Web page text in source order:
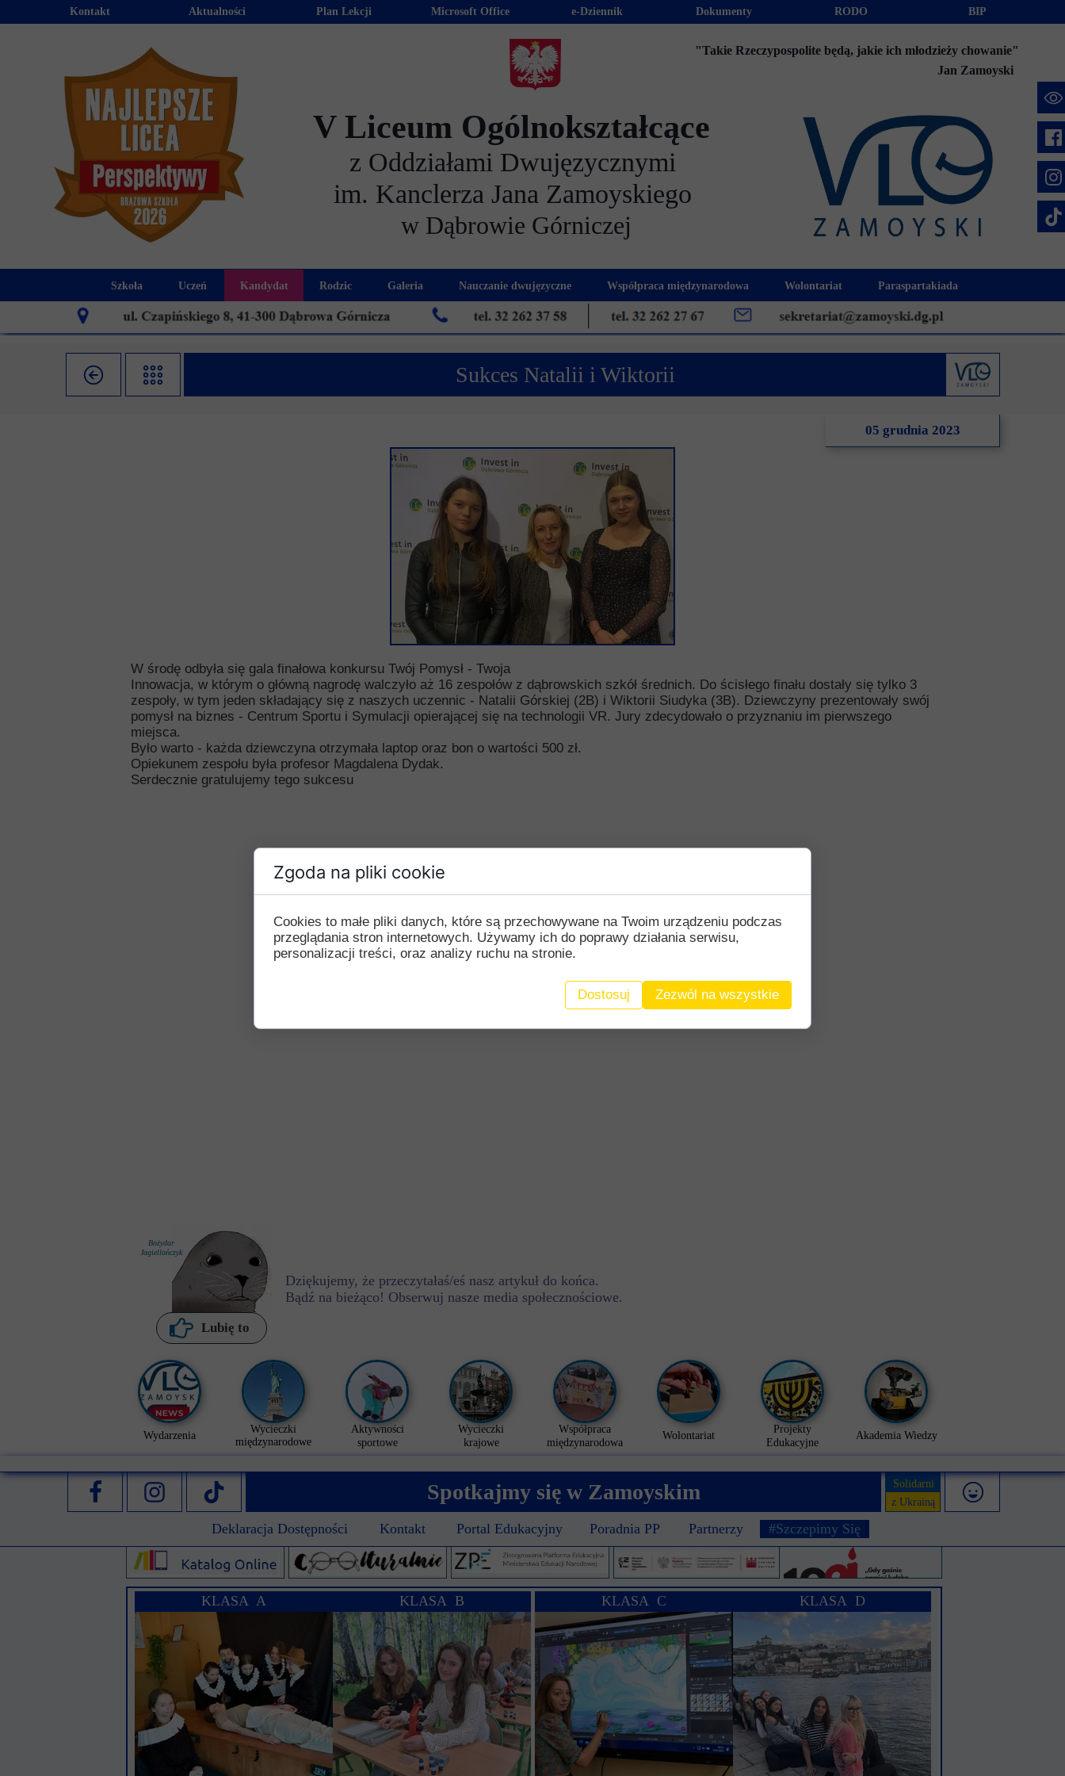
Lubię to
Dziękujemy, że przeczytałaś/eś nasz artykuł do końca.
Bądź na bieżąco! Obserwuj nasze media społecznościowe.
Bożydar
Jagiellończyk
Sukces Natalii i Wiktorii
05 grudnia 2023
W środę odbyła się gala finałowa konkursu Twój Pomysł - Twoja
Innowacja, w którym o główną nagrodę walczyło aż 16 zespołów z dąbrowskich szkół średnich. Do ścisłego finału dostały się tylko 3
zespoły, w tym jeden składający się z naszych uczennic - Natalii Górskiej (2B) i Wiktorii Siudyka (3B). Dziewczyny prezentowały swój
pomysł na biznes - Centrum Sportu i Symulacji opierającej się na technologii VR. Jury zdecydowało o przyznaniu im pierwszego
miejsca.
Było warto - każda dziewczyna otrzymała laptop oraz bon o wartości 500 zł.
Opiekunem zespołu była profesor Magdalena Dydak.
Serdecznie gratulujemy tego sukcesu
Rodzic
Harmonogram spotkań z rodzicami
Pomoc Psychologiczno-Pedagogiczna
Galeria Nauczanie dwujęzyczne
Kadra dwujęzyczna
Współpraca międzynarodowa
Erasmus+
Youth For Understanding
Wymiana polsko-niemiecka
Wymiana polsko-portugalska
Wolontariat
Akcje charytatywne
Szlachetna paczka
Paraspartakiada
Fundusz Stypendialny "Jesteśmy
Geneza i idea
Edycje
Puchar Prezydenta RP
Szkoła
Historia szkoły
Misja szkoły
Uczeń
Kalendarz roku szkolnego
Gabinet PZiPP
Wyszukiwarka uczelni
Kandydat
Aktualności dla kandydatów
System rekrutacji elektronicznej
V Liceum Ogólnokształcące
z Oddziałami Dwujęzycznymi
im. Kanclerza Jana Zamoyskiego
w Dąbrowie Górniczej
"Takie Rzeczypospolite będą, jakie ich młodzieży chowanie"
BIP
RODO
Dokumenty
e-Dziennik
Microsoft Office
Plan Lekcji
Aktualności
Kontakt
Jan Zamoyski
Solidarni
z Ukrainą
KLASA D
KLASA C
KLASA B
KLASA A
Deklaracja Dostępności #Szczepimy Się
Partnerzy
Poradnia PP
Portal Edukacyjny
Kontakt
Spotkajmy się w Zamoyskim
Aktywności
sportowe
Wycieczki
międzynarodowe
Wycieczki
krajowe
Wydarzenia
Współpraca
międzynarodowa
Wolontariat
Projekty
Edukacyjne
Akademia Wiedzy
Zgoda na pliki cookie
Cookies to małe pliki danych, które są przechowywane na Twoim urządzeniu podczas
przeglądania stron internetowych. Używamy ich do poprawy działania serwisu,
personalizacji treści, oraz analizy ruchu na stronie.
Dostosuj Zezwól na wszystkie